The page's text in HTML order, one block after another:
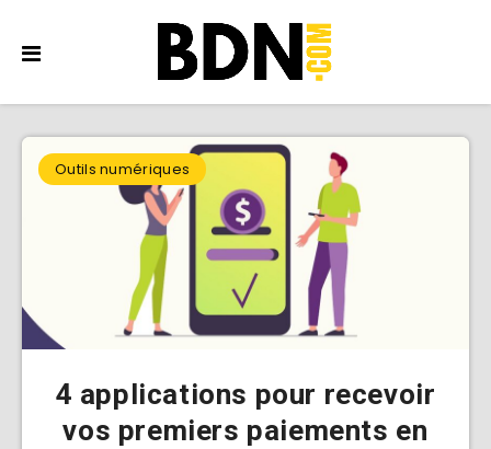
Outils numériques
4 applications pour recevoir
vos premiers paiements en